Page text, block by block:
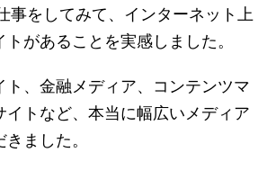
事をしてみて、インターネット上
があることを実感しました。
ト、金融メディア、コンテンツマ
イトなど、本当に幅広いメディア
ました。